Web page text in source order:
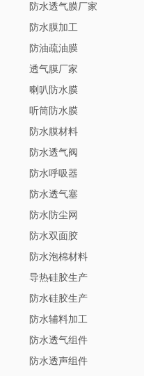
防水透气膜厂家
防水膜加工
防油疏油膜
透气膜厂家
喇叭防水膜
听筒防水膜
防水膜材料
防水透气阀
防水呼吸器
防水透气塞
防水防尘网
防水双面胶
防水泡棉材料
导热硅胶生产
防水硅胶生产
防水辅料加工
防水透气组件
防水透声组件